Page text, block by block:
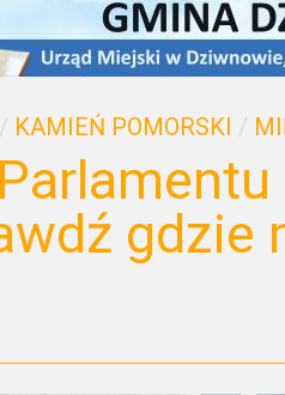
/ KAMIEŃ POMORSKI /
gdzie